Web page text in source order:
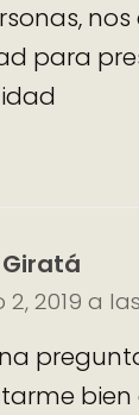
para
2019 a
bien